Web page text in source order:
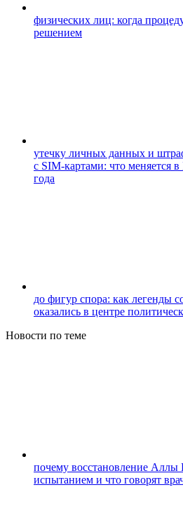
физических лиц: когда
решением
утечку личных данных и
с SIM-картами: что меняется в
года
до фигур спора: как легенды
оказались в центре
Новости по теме
почему восстановление Аллы
испытанием и что говорят